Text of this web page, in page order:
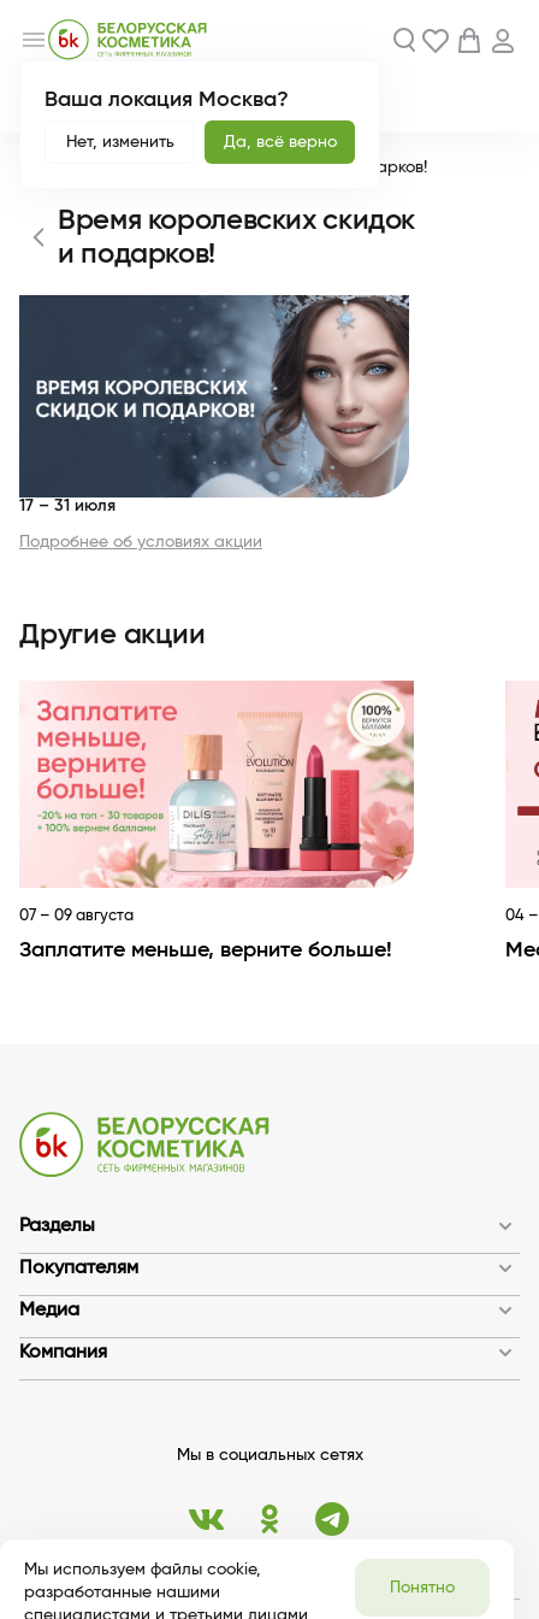
Ваша локация Москва?
Нет, изменить Да, всё верно
menu
Новинки Акции
Время королевских скидок и подарков!
Время королевских скидок
и подарков!
17 – 31 июля
Подробнее об условиях акции
Другие акции
07 – 09 августа
Заплатите меньше, верните больше!
04 –
Разделы
Покупателям
Медиа
Компания
Мы в социальных сетях
Мы используем файлы cookie,
разработанные нашими
специалистами и третьими лицами,
Понятно